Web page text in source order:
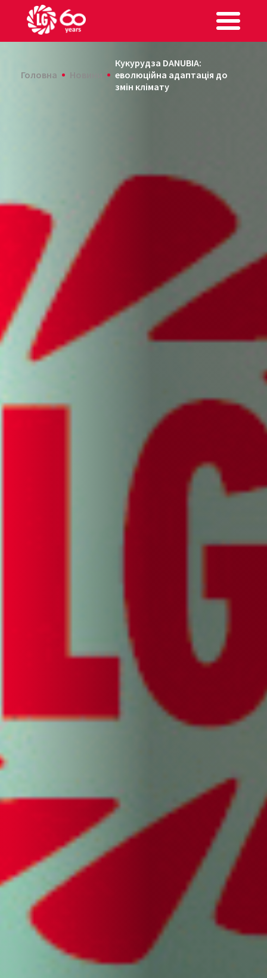
Головна Новини
Кукурудза DANUBIA:
еволюційна адаптація до
змін клімату